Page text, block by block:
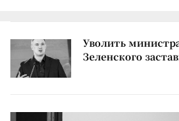
Уволить
Зеленского